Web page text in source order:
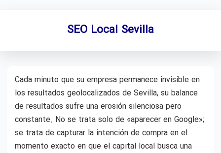
SEO Local Sevilla
Cada minuto que su empresa permanece invisible en
los resultados geolocalizados de Sevilla, su balance
de resultados sufre una erosión silenciosa pero
constante. No se trata solo de «aparecer en Google»;
se trata de capturar la intención de compra en el
momento exacto en que el capital local busca una